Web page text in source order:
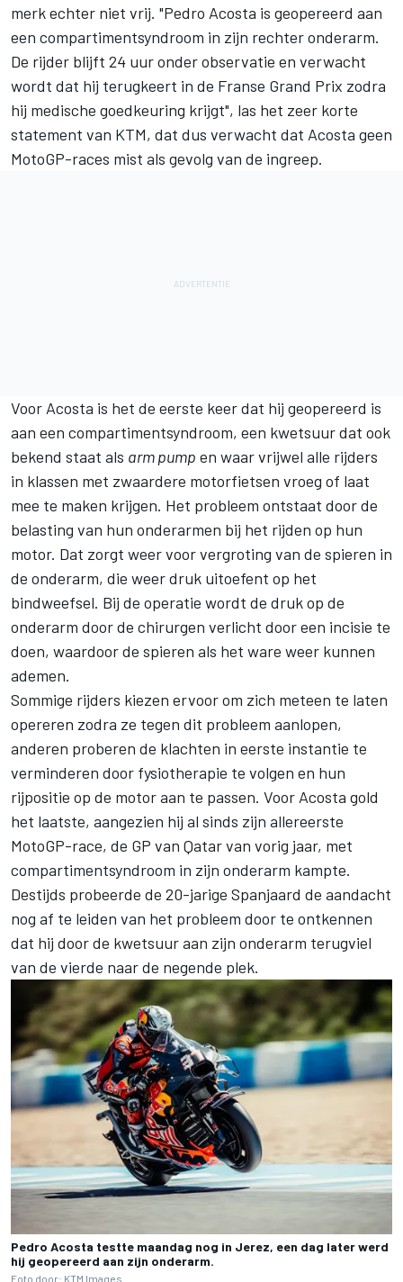
merk echter niet vrij. "Pedro Acosta is geopereerd aan
een compartimentsyndroom in zijn rechter onderarm.
De rijder blijft 24 uur onder observatie en verwacht
wordt dat hij terugkeert in de Franse Grand Prix zodra
hij medische goedkeuring krijgt", las het zeer korte
statement van KTM, dat dus verwacht dat Acosta geen
MotoGP-races mist als gevolg van de ingreep.
Voor Acosta is het de eerste keer dat hij geopereerd is
aan een compartimentsyndroom, een kwetsuur dat ook
bekend staat als arm pump en waar vrijwel alle rijders
in klassen met zwaardere motorfietsen vroeg of laat
mee te maken krijgen. Het probleem ontstaat door de
belasting van hun onderarmen bij het rijden op hun
motor. Dat zorgt weer voor vergroting van de spieren in
de onderarm, die weer druk uitoefent op het
bindweefsel. Bij de operatie wordt de druk op de
onderarm door de chirurgen verlicht door een incisie te
doen, waardoor de spieren als het ware weer kunnen
ademen.
Sommige rijders kiezen ervoor om zich meteen te laten
opereren zodra ze tegen dit probleem aanlopen,
anderen proberen de klachten in eerste instantie te
verminderen door fysiotherapie te volgen en hun
rijpositie op de motor aan te passen. Voor Acosta gold
het laatste, aangezien hij al sinds zijn allereerste
MotoGP-race, de GP van Qatar van vorig jaar, met
compartimentsyndroom in zijn onderarm kampte.
Destijds probeerde de 20-jarige Spanjaard de aandacht
nog af te leiden van het probleem door te ontkennen
dat hij door de kwetsuur aan zijn onderarm terugviel
van de vierde naar de negende plek.
Pedro Acosta testte maandag nog in Jerez, een dag later werd
hij geopereerd aan zijn onderarm.
Foto door: KTM Images